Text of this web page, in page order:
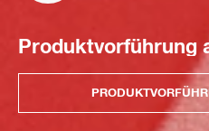
Produktvorführung